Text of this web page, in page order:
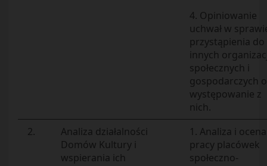
4. Opiniowanie
uchwał w
przystąpienia do
innych
społecznych i
gospodarczych
występowanie z
nich.
2.
Analiza działalności
Domów Kultury i
wspierania ich
1. Analiza i ocena
pracy placówek
społeczno-